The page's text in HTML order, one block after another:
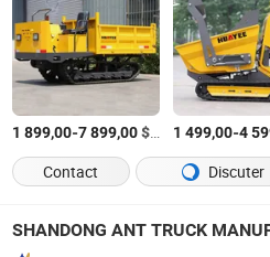
1 899,00-7 899,00$US /Pièce
1 499,00-4
Contact
Discuter
SHANDONG ANT TRUCK